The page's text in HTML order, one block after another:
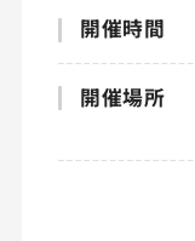
開催時間
開催場所